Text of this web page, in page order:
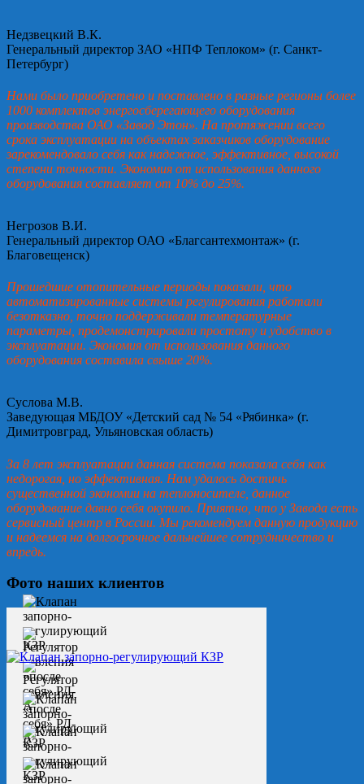
Недзвецкий В.К.
Генеральный директор ЗАО «НПФ Теплоком» (г. Санкт-
Петербург)
Нами было приобретено и поставлено в разные регионы более
1000 комплектов энергосберегающего оборудования
производства ОАО «Завод Этон». На протяжении всего
срока эксплуатации на объектах заказчиков оборудование
зарекомендовало себя как надежное, эффективное, высокой
степени точности. Экономия от использования данного
оборудования составляет от 10% до 25%.
Негрозов В.И.
Генеральный директор ОАО «Благсантехмонтаж» (г.
Благовещенск)
Прошедшие отопительные периоды показали, что
автоматизированные системы регулирования работали
безотказно, точно поддерживали температурные
параметры, продемонстрировали простоту и удобство в
эксплуатации. Экономия от использования данного
оборудования составила свыше 20%.
Суслова М.В.
Заведующая МБДОУ «Детский сад № 54 «Рябинка» (г.
Димитровград, Ульяновская область)
За 8 лет эксплуатации данная система показала себя как
недорогая, но эффективная. Нам удалось достичь
существенной экономии на теплоносителе, данное
оборудование давно себя окупило. Приятно, что у Завода есть
сервисный центр в России. Мы рекомендуем данную продукцию
и надеемся на долгосрочное дальнейшее сотрудничество и
впредь.
Фото наших клиентов